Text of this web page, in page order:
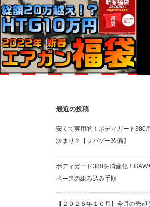
【福袋】2022HTG 10万円(Eコース) エア
ガン福袋開封！！
最近の投稿
安くて実用的！ボディガード380
決まり？【サバゲー装備】
ボディガード380を消音化！
ベースの組み込み手順
【２０２６年１０月】今月の売却